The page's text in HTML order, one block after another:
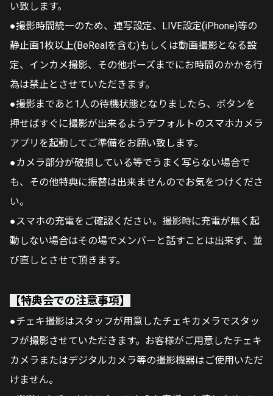
い致します。
●撮影時間統一のため、連写設定、LIVE設定(iPhone)等の
静止画1枚以上(BeRealを含む)もしくは動画撮影となる設
定、インカメ撮影、その他ポーズまでにお時間のかかる行
為は禁止とさせていただきます。
●撮影まであと1人の待機状態となりましたら、ボタンを
押せばすぐに撮影が出来るようデフォルトのスマホカメラ
アプリを起動してご準備をお願い致します。
●カメラ部分が破損している等でうまく写らない場合で
も、その他特典に振替は出来ませんのでお気をつけくださ
い。
●スマホの充電をご確認ください。撮影時に充電が無く起
動しない場合はその場でメンバーと話すことは出来ず、並
び直しとさせて頂きます。
【特典会での注意事項】
●チェキ撮影はスタッフが用意したチェキカメラでスタッ
フが撮影させていただきます。お客様がご用意したチェキ
カメラまたはデジタルカメラ等の撮影機器はご使用いただ
けません。